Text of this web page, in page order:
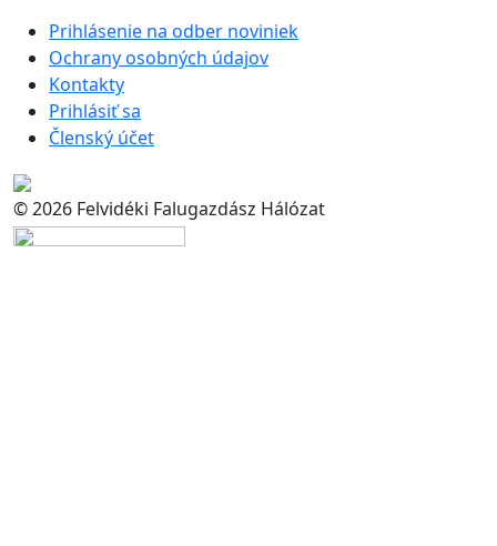
Prihlásenie na odber noviniek
Ochrany osobných údajov
Kontakty
Prihlásiť sa
Členský účet
© 2026 Felvidéki Falugazdász Hálózat